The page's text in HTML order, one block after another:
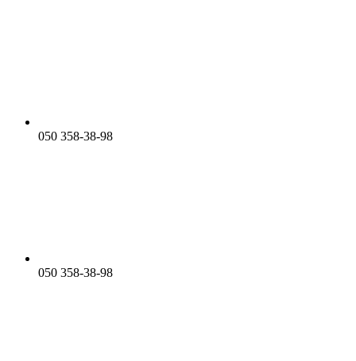
050 358-38-98
050 358-38-98